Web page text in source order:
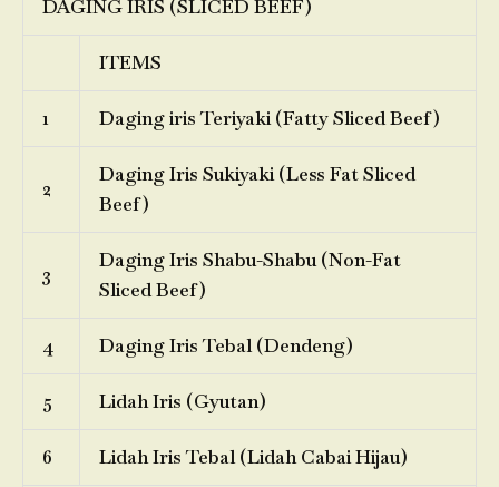
DAGING IRIS (SLICED BEEF)
ITEMS
1 Daging iris Teriyaki (Fatty Sliced Beef)
2
Daging Iris Sukiyaki (Less Fat Sliced
Beef)
3
Daging Iris Shabu-Shabu (Non-Fat
Sliced Beef)
4 Daging Iris Tebal (Dendeng)
5 Lidah Iris (Gyutan)
6 Lidah Iris Tebal (Lidah Cabai Hijau)